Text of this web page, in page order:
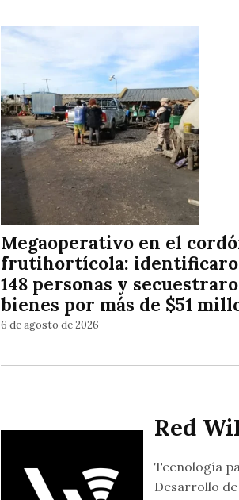
Megaoperativo en el
frutihortícola:
148 personas y
bienes por más de $51
6 de agosto de 2026
Red
Tecnología
Desarrollo de